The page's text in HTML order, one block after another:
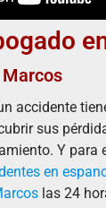
accidente
sus
Y para
en
las 24